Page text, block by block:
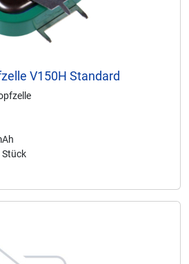
V150H Standard
Stück